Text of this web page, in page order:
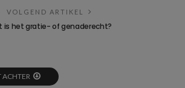
VOLGEND ARTIKEL
is het gratie- of genaderecht?
ACHTER